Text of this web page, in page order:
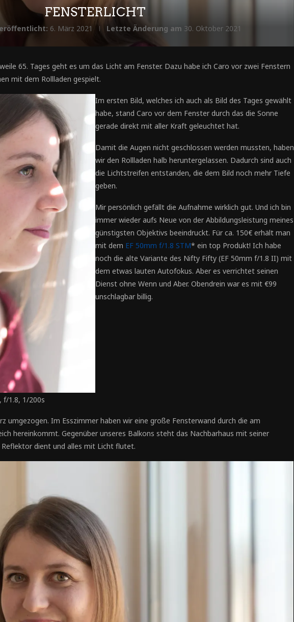
FENSTERLICHT
6. März 2021 Letzte Änderung am 30. Oktober 2021
65. Tages geht es um das Licht am Fenster. Dazu habe ich Caro vor zwei Fenstern
mit dem Rollladen gespielt.
f/1.8, 1/200s
Im ersten Bild, welches ich auch als Bild des Tages gewählt
habe, stand Caro vor dem Fenster durch das die Sonne
gerade direkt mit aller Kraft geleuchtet hat.
Damit die Augen nicht geschlossen werden mussten, haben
wir den Rollladen halb heruntergelassen. Dadurch sind auch
die Lichtstreifen entstanden, die dem Bild noch mehr Tiefe
geben.
Mir persönlich gefällt die Aufnahme wirklich gut. Und ich bin
immer wieder aufs Neue von der Abbildungsleistung meines
günstigsten Objektivs beeindruckt. Für ca. 150€ erhält man
mit dem EF 50mm f/1.8 STM* ein top Produkt! Ich habe
noch die alte Variante des Nifty Fifty (EF 50mm f/1.8 II) mit
dem etwas lauten Autofokus. Aber es verrichtet seinen
Dienst ohne Wenn und Aber. Obendrein war es mit €99
unschlagbar billig.
umgezogen. Im Esszimmer haben wir eine große Fensterwand durch die am
hereinkommt. Gegenüber unseres Balkons steht das Nachbarhaus mit seiner
dient und alles mit Licht flutet.